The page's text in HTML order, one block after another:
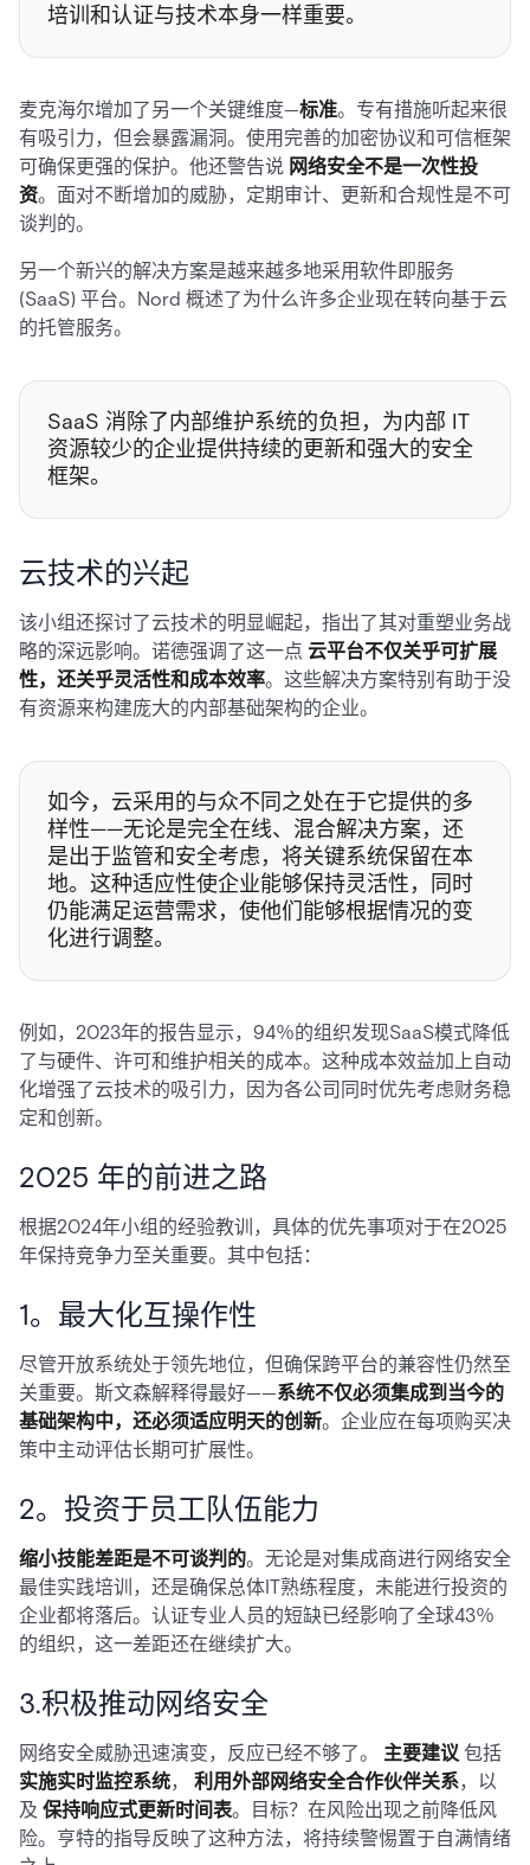
培训和认证与技术本身一样重要。
麦克海尔增加了另一个关键维度—标准。专有措施听起来很
有吸引力，但会暴露漏洞。使用完善的加密协议和可信框架
可确保更强的保护。他还警告说 网络安全不是一次性投
资。面对不断增加的威胁，定期审计、更新和合规性是不可
谈判的。
另一个新兴的解决方案是越来越多地采用软件即服务
(SaaS) 平台。Nord 概述了为什么许多企业现在转向基于云
的托管服务。
SaaS 消除了内部维护系统的负担，为内部 IT
资源较少的企业提供持续的更新和强大的安全
框架。
云技术的兴起
该小组还探讨了云技术的明显崛起，指出了其对重塑业务战
略的深远影响。诺德强调了这一点 云平台不仅关乎可扩展
性，还关乎灵活性和成本效率。这些解决方案特别有助于没
有资源来构建庞大的内部基础架构的企业。
如今，云采用的与众不同之处在于它提供的多
样性——无论是完全在线、混合解决方案，还
是出于监管和安全考虑，将关键系统保留在本
地。这种适应性使企业能够保持灵活性，同时
仍能满足运营需求，使他们能够根据情况的变
化进行调整。
例如，2023年的报告显示，94％的组织发现SaaS模式降低
了与硬件、许可和维护相关的成本。这种成本效益加上自动
化增强了云技术的吸引力，因为各公司同时优先考虑财务稳
定和创新。
2025 年的前进之路
根据2024年小组的经验教训，具体的优先事项对于在2025
年保持竞争力至关重要。其中包括：
1。最大化互操作性
尽管开放系统处于领先地位，但确保跨平台的兼容性仍然至
关重要。斯文森解释得最好——系统不仅必须集成到当今的
基础架构中，还必须适应明天的创新。企业应在每项购买决
策中主动评估长期可扩展性。
2。投资于员工队伍能力
缩小技能差距是不可谈判的。无论是对集成商进行网络安全
最佳实践培训，还是确保总体IT熟练程度，未能进行投资的
企业都将落后。认证专业人员的短缺已经影响了全球43％
的组织，这一差距还在继续扩大。
3.积极推动网络安全
网络安全威胁迅速演变，反应已经不够了。 主要建议 包括
实施实时监控系统， 利用外部网络安全合作伙伴关系，以
及 保持响应式更新时间表。目标？在风险出现之前降低风
险。亨特的指导反映了这种方法，将持续警惕置于自满情绪